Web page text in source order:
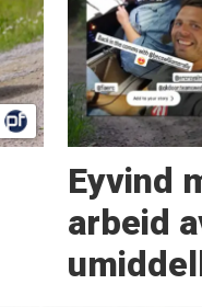
Eyvind
arbeid